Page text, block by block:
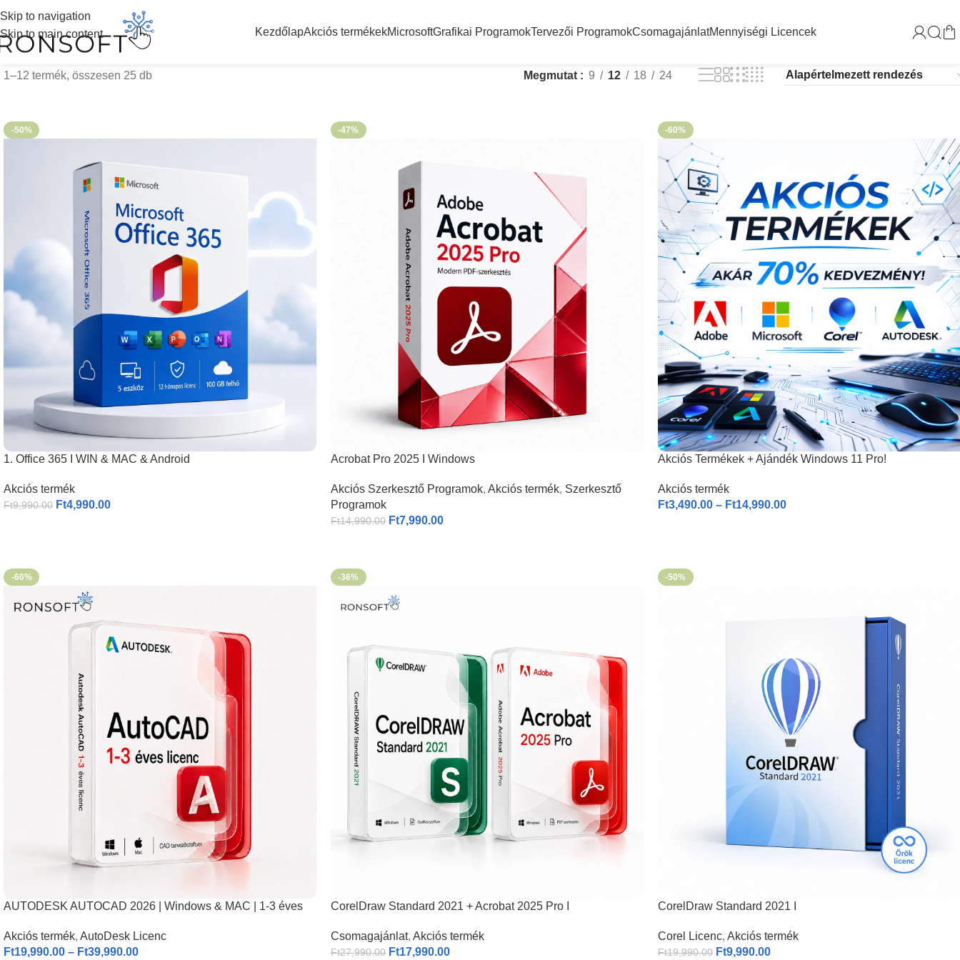
Skip to navigation
Skip to main content
KezdőlapAkciós termékekMicrosoftGrafikai ProgramokTervezői ProgramokCsomagajánlatMennyiségi Licencek
Akciós termék
1–12 termék, összesen 25 db Megmutat 9 12 18 24
-50%
1. Office 365 I WIN & MAC & Android
Akciós termék
Ft9,990.00 Ft4,990.00
-47%
Acrobat Pro 2025 I Windows
Akciós Szerkesztő Programok, Akciós termék, Szerkesztő
Programok
Ft14,990.00 Ft7,990.00
-60%
Akciós Termékek + Ajándék Windows 11 Pro!
Akciós termék
Ft3,490.00 – Ft14,990.00
-60%
AUTODESK AUTOCAD 2026 | Windows & MAC | 1-3 éves
Akciós termék, AutoDesk Licenc
Ft19,990.00 – Ft39,990.00
-36%
CorelDraw Standard 2021 + Acrobat 2025 Pro I
Csomagajánlat, Akciós termék
Ft27,990.00 Ft17,990.00
-50%
CorelDraw Standard 2021 I
Corel Licenc, Akciós termék
Ft19,990.00 Ft9,990.00